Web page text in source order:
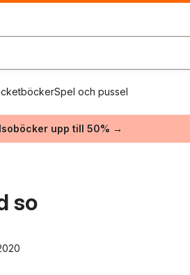
Spel och pussel
upp till 50% →
so